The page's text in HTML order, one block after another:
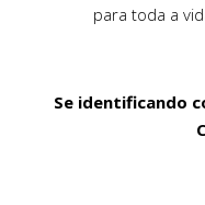
para toda a
Se identificando